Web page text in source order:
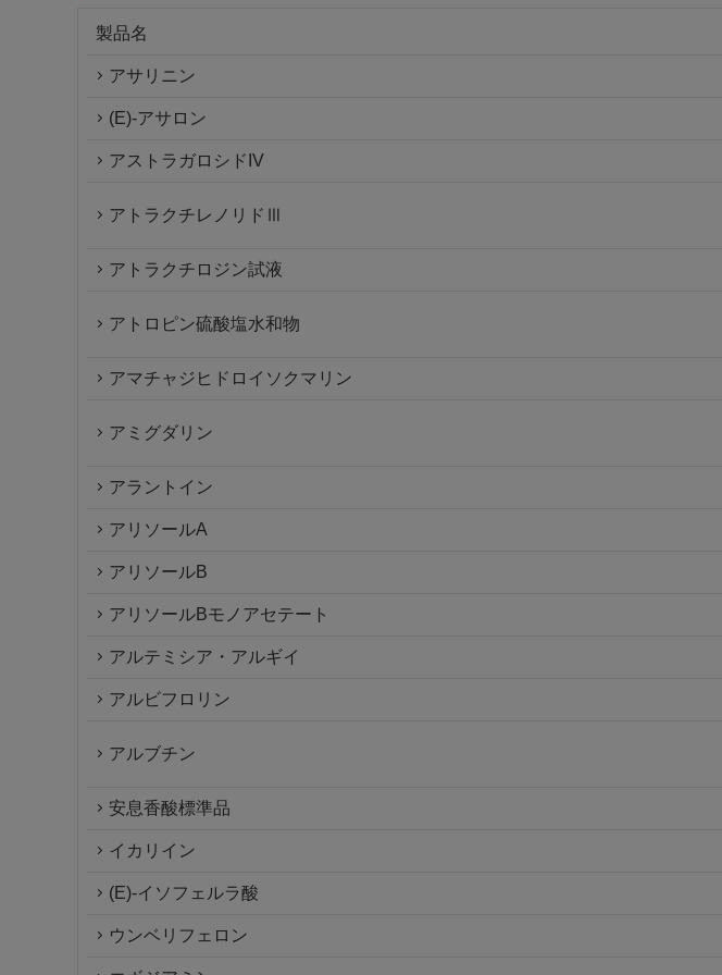
製品名
アサリニン
(E)-アサロン
アストラガロシドIV
アトラクチレノリドⅢ
アトラクチロジン試液
アトロピン硫酸塩水和物
アマチャジヒドロイソクマリン
アミグダリン
アラントイン
アリソールA
アリソールB
アリソールBモノアセテート
アルテミシア・アルギイ
アルビフロリン
アルブチン
安息香酸標準品
イカリイン
(E)-イソフェルラ酸
ウンベリフェロン